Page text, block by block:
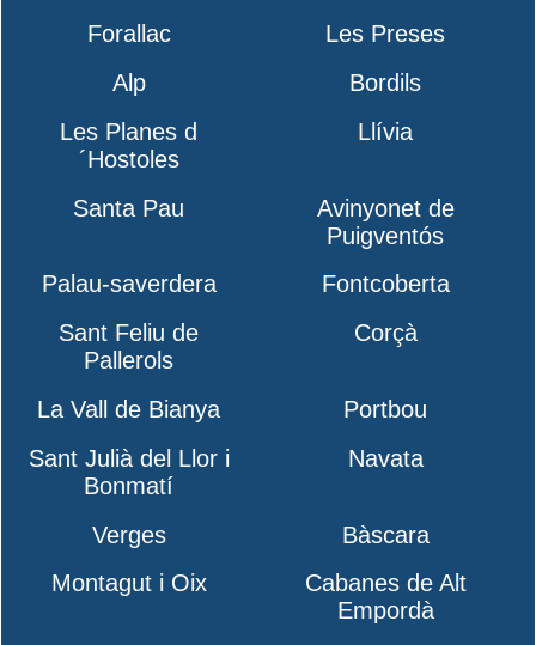
Forallac
Les Preses
Alp
Bordils
Les Planes d
´Hostoles
Llívia
Santa Pau
Avinyonet de
Puigventós
Palau-saverdera
Fontcoberta
Sant Feliu de
Pallerols
Corçà
La Vall de Bianya
Portbou
Sant Julià del Llor i
Bonmatí
Navata
Verges
Bàscara
Montagut i Oix
Cabanes de Alt
Empordà